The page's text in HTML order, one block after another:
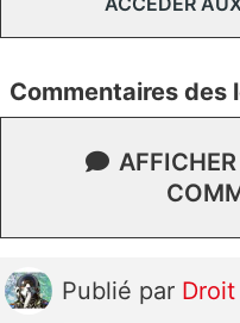
Commentaires des
Publié par Droit